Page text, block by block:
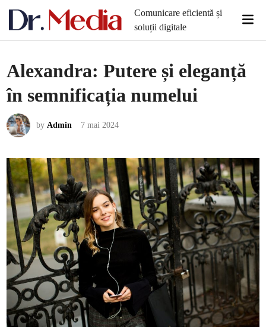
Comunicare eficientă și
soluții digitale
Alexandra: Putere și eleganță
în semnificația numelui
byAdmin 7 mai 2024